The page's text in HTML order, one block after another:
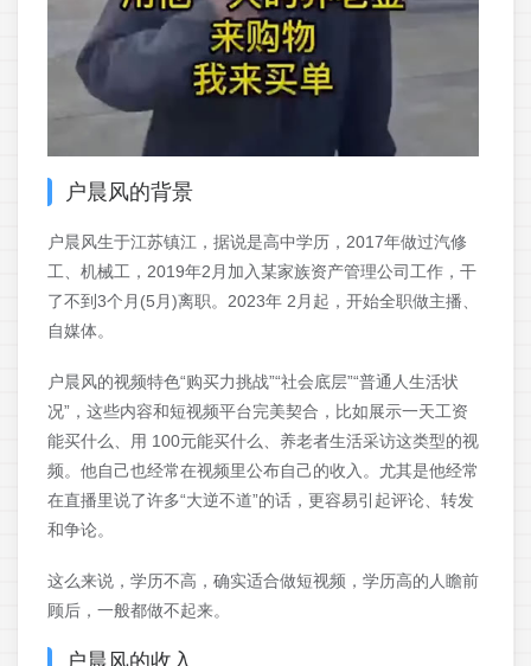
户晨风的背景
户晨风生于江苏镇江，据说是高中学历，2017年做过汽修
工、机械工，2019年2月加入某家族资产管理公司工作，干
了不到3个月(5月)离职。2023年 2月起，开始全职做主播、
自媒体。
户晨风的视频特色“购买力挑战”“社会底层”“普通人生活状
况”，这些内容和短视频平台完美契合，比如展示一天工资
能买什么、用 100元能买什么、养老者生活采访这类型的视
频。他自己也经常在视频里公布自己的收入。尤其是他经常
在直播里说了许多“大逆不道”的话，更容易引起评论、转发
和争论。
这么来说，学历不高，确实适合做短视频，学历高的人瞻前
顾后，一般都做不起来。